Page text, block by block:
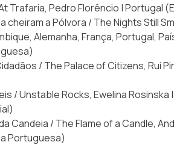
Trafaria, Pedro Florêncio | Portugal
cheiram a Pólvora / The Nights Still
Alemanha, França, Portugal,
/ The Palace of Citizens, Rui
/ Unstable Rocks, Ewelina Rosinska
Candeia / The Flame of a Candle,
Portuguesa)